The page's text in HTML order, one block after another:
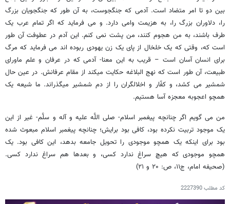
بین دو تا امر متضاد است. آدمی که جنگجوست، به آن طور که جنگجویان بزرگ
را، دلاوران بزرگ را، به هزیمت وامی‏ دارد. و می ‏فرماید که اگر تمام عرب یک
طرف باشند، به من هجوم کنند، من پشت نمی‏ کنم. این آدم در عطوفت آن طور
است که، وقتی که یک خلخال از پای یک زن یهودی ربوده ‏اند می ‏فرماید که مرگ
برای انسان آسان است – قریب به این معنا- آدمی که در عرفان و علم ماورای
طبیعت، آن طور است که نهج البلاغه حکایت می‏کند از مقام عرفانش. در عین حال
شمشیر می‏ کشد، و کفّار و اخلالگران را از دم شمشیر می‏گذراند. ما شیعه یک
همچو اعجوبه معجزه ‏آسا هستیم.
من می‏ گویم اگر چنانچه پیغمبر اسلام- صلی اللَّه علیه و آله و سلَّم- غیر از این
یک موجود تربیت نکرده بود، کافی بود برایش؛ چنانچه پیغمبر اسلام مبعوث شده
بود برای اینکه یک همچو موجودی را تحویل جامعه بدهد، این کافی بود. یک
همچو موجودی که هیچ سراغ ندارد کسی، و بعدها هم سراغ ندارد کسی‏.
(صحیفه امام، ج‏۱۱، ص: ۲۰ و ۲۱)
کد مطلب2227390